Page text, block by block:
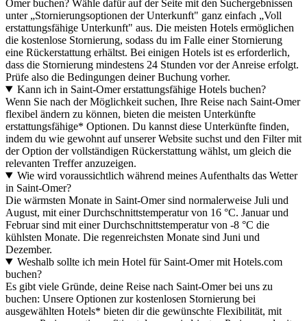
Omer buchen? Wähle dafür auf der Seite mit den Suchergebnissen
unter „Stornierungsoptionen der Unterkunft" ganz einfach „Voll
erstattungsfähige Unterkunft" aus. Die meisten Hotels ermöglichen
die kostenlose Stornierung, sodass du im Falle einer Stornierung
eine Rückerstattung erhältst. Bei einigen Hotels ist es erforderlich,
dass die Stornierung mindestens 24 Stunden vor der Anreise erfolgt.
Prüfe also die Bedingungen deiner Buchung vorher.
Kann ich in Saint-Omer erstattungsfähige Hotels buchen?
Wenn Sie nach der Möglichkeit suchen, Ihre Reise nach Saint-Omer
flexibel ändern zu können, bieten die meisten Unterkünfte
erstattungsfähige* Optionen. Du kannst diese Unterkünfte finden,
indem du wie gewohnt auf unserer Website suchst und den Filter mit
der Option der vollständigen Rückerstattung wählst, um gleich die
relevanten Treffer anzuzeigen.
Wie wird voraussichtlich während meines Aufenthalts das Wetter
in Saint-Omer?
Die wärmsten Monate in Saint-Omer sind normalerweise Juli und
August, mit einer Durchschnittstemperatur von 16 °C. Januar und
Februar sind mit einer Durchschnittstemperatur von -8 °C die
kühlsten Monate. Die regenreichsten Monate sind Juni und
Dezember.
Weshalb sollte ich mein Hotel für Saint-Omer mit Hotels.com
buchen?
Es gibt viele Gründe, deine Reise nach Saint-Omer bei uns zu
buchen: Unsere Optionen zur kostenlosen Stornierung bei
ausgewählten Hotels* bieten dir die gewünschte Flexibilität, mit